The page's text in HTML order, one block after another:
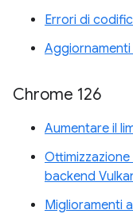
Errori di
Aggiornamenti
Chrome 126
Aumentare il
backend
Miglioramenti